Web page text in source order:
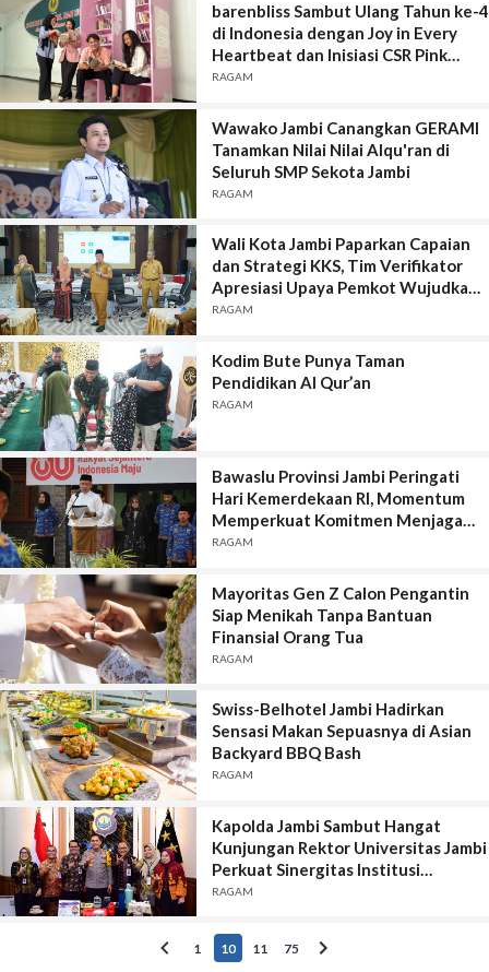
barenbliss Sambut Ulang Tahun ke-4
di Indonesia dengan Joy in Every
Heartbeat dan Inisiasi CSR Pink
Library
RAGAM
Wawako Jambi Canangkan GERAMI
Tanamkan Nilai Nilai Alqu'ran di
Seluruh SMP Sekota Jambi
RAGAM
Wali Kota Jambi Paparkan Capaian
dan Strategi KKS, Tim Verifikator
Apresiasi Upaya Pemkot Wujudkan
Kota Sehat
RAGAM
Kodim Bute Punya Taman
Pendidikan Al Qur’an
RAGAM
Bawaslu Provinsi Jambi Peringati
Hari Kemerdekaan RI, Momentum
Memperkuat Komitmen Menjaga
Kedaulatan Rakyat
RAGAM
Mayoritas Gen Z Calon Pengantin
Siap Menikah Tanpa Bantuan
Finansial Orang Tua
RAGAM
Swiss-Belhotel Jambi Hadirkan
Sensasi Makan Sepuasnya di Asian
Backyard BBQ Bash
RAGAM
Kapolda Jambi Sambut Hangat
Kunjungan Rektor Universitas Jambi
Perkuat Sinergitas Institusi
Kepolisian dan Dunia Pendidikan
RAGAM
1 10 11 75